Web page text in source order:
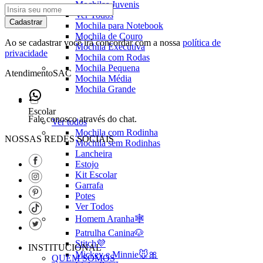
Mochilas Juvenis
Ver Todos
Mochila para Notebook
Mochila de Couro
Mochila Executiva
Mochila com Rodas
Mochila Pequena
Mochila Média
Mochila Grande
Escolar
Ver todos
Mochila com Rodinha
Mochila sem Rodinhas
Lancheira
Estojo
Kit Escolar
Garrafa
Potes
Ver Todos
Homem Aranha🕸️
Patrulha Canina🐶
Stitch💜
Mickey e Minnie🐭🎀
Cadastrar
Ao se cadastrar você irá concordar com a nossa política de
privacidade
AtendimentoSAC
Fale conosco através do chat.
NOSSAS REDES SOCIAIS
INSTITUCIONAL
QUEM SOMOS